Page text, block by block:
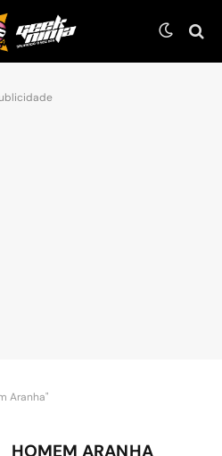
Aranha"
HOMEM ARANHA